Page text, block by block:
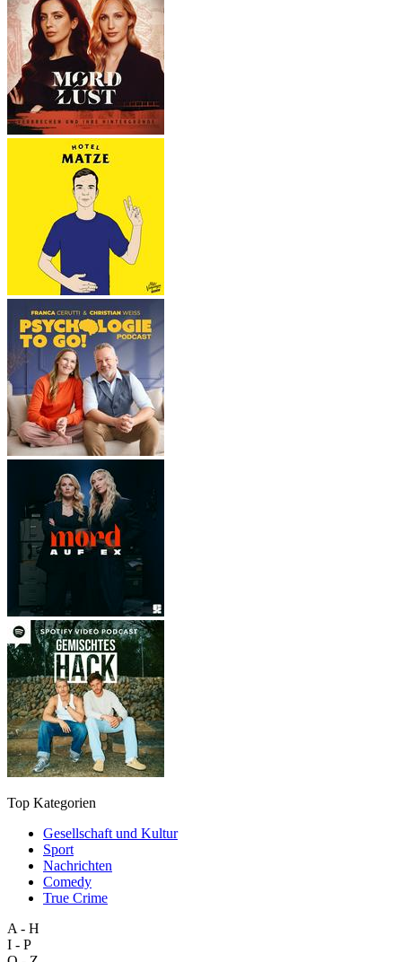
Top Kategorien
Gesellschaft und Kultur
Sport
Nachrichten
Comedy
True Crime
A - H
I - P